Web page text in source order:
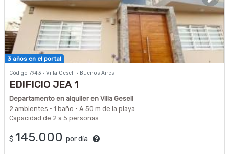
3 años en el portal
Código 7943 · Villa Gesell · Buenos Aires
EDIFICIO JEA 1
Departamento en alquiler en Villa Gesell
2 ambientes · 1 baño · A 50 m de la playa
Capacidad de 2 a 5 personas
$ 145.000 por día